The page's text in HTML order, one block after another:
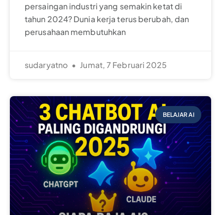
persaingan industri yang semakin ketat di
tahun 2024? Dunia kerja terus berubah, dan
perusahaan membutuhkan
sudaryatno Jumat, 7 Februari 2025
BELAJAR AI